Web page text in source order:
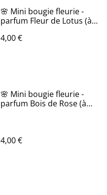
🌸 Mini bougie fleurie -
parfum Fleur de Lotus (à
4,00 €
🌸 Mini bougie fleurie -
parfum Bois de Rose (à
4,00 €